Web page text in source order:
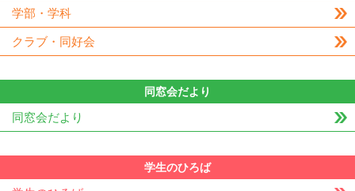
学部・学科
クラブ・同好会
同窓会だより
同窓会だより
学生のひろば